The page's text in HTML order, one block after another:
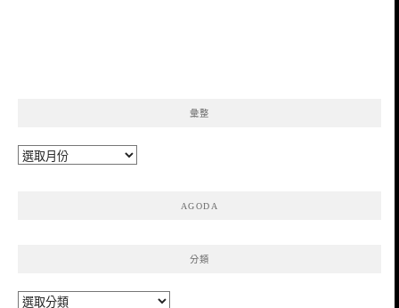
彙整
彙
AGODA
分類
分